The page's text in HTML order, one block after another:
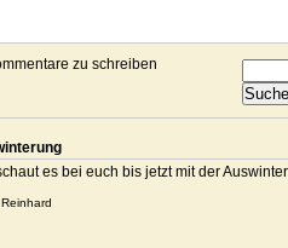
zu schreiben
es bei euch bis jetzt mit der